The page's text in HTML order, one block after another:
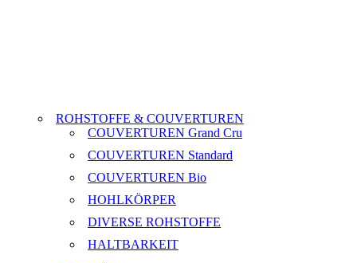
ROHSTOFFE & COUVERTUREN
COUVERTUREN Grand Cru
COUVERTUREN Standard
COUVERTUREN Bio
HOHLKÖRPER
DIVERSE ROHSTOFFE
HALTBARKEIT